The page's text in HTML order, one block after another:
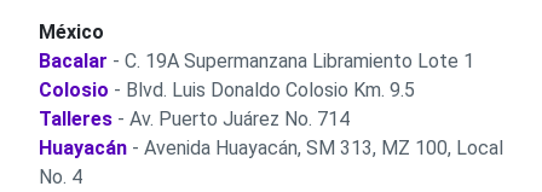
México
Bacalar - C. 19A Supermanzana Libramiento Lote 1
Colosio - Blvd. Luis Donaldo Colosio Km. 9.5
Talleres - Av. Puerto Juárez No. 714
Huayacán - Avenida Huayacán, SM 313, MZ 100, Local
No. 4